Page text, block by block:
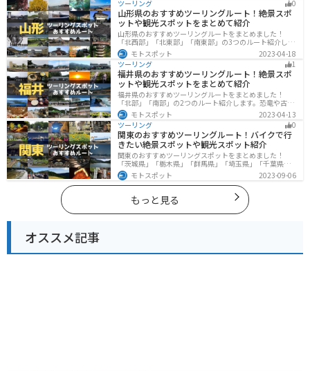
参考にしてください。
ツーリング 0
山形県のおすすめツーリングルート！絶景スポ
ットや観光スポットをまとめて紹介
山形県のおすすめツーリングルートをまとめました！
「北西部」「北東部」「南東部」の3つのルート紹介しま
す。豊かな自然と歴史的な観光スポット、山と海どちら
も堪能できるスポットが多数あります。バイクで山形県
にツーリングに行く際は参考にしてください。
モトスポット
2023-04-18
ツーリング
1
福井県のおすすめツーリングルート！絶景スポ
ットや観光スポットをまとめて紹介
福井県のおすすめツーリングルートをまとめました！
「北部」「南部」の2つのルート紹介します。恐竜や古代
遺跡、温泉地など魅力に溢れるスポットが多数ありま
す。バイクで福井県にツーリングに行く際は参考にして
ください。
モトスポット
2023-04-13
ツーリング
0
関東のおすすめツーリングルート！バイクで行
きたい絶景スポットや観光スポット紹介
関東のおすすめツーリングスポットをまとめました！
「茨城県」「栃木県」「群馬県」「埼玉県」「千葉県」
「東京都」「神奈川県」の各県の観光地紹介します。自
然豊かな山々や湖、温泉地が点在し、四季折々の景色を
楽しめるスポットが多数あります。バイクで関東にツー
リングに行く際は参考にしてください。
モトスポット 2023-09-06
もっと見る
オススメ記事